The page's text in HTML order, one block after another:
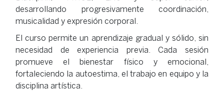
desarrollando progresivamente coordinación,
musicalidad y expresión corporal.
El curso permite un aprendizaje gradual y sólido, sin
necesidad de experiencia previa. Cada sesión
promueve el bienestar físico y emocional,
fortaleciendo la autoestima, el trabajo en equipo y la
disciplina artística.